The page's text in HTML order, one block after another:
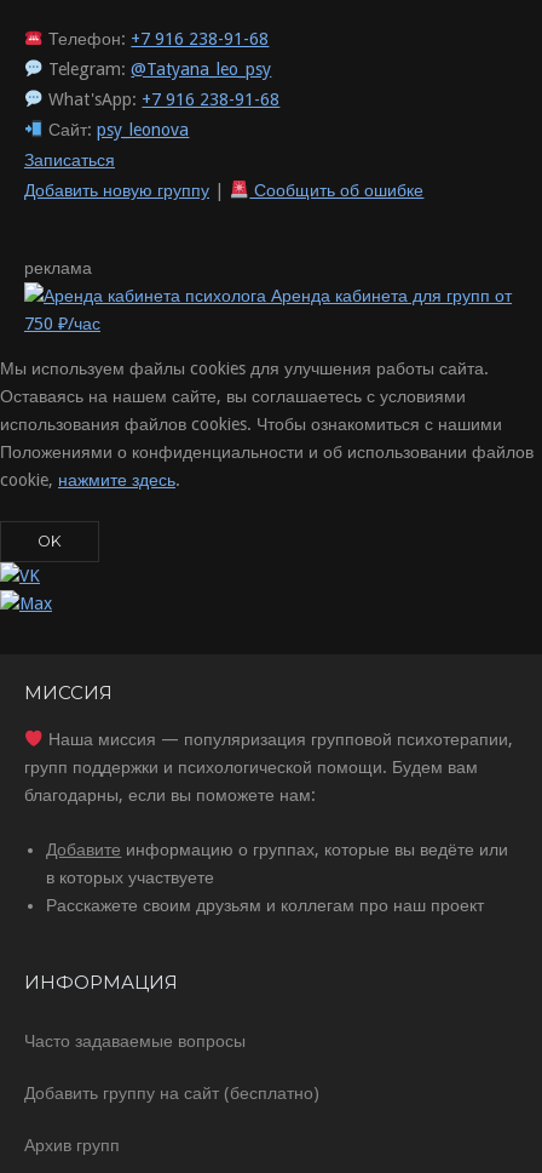
Телефон: +7 916 238-91-68
Telegram:@Tatyana_leo_psy
What'sApp: +7 916 238-91-68
Сайт:psy_leonova
Записаться
Добавить новую группу
Сообщить об ошибке
реклама
Аренда кабинета для групп от
750 ₽/час
Мы используем файлы cookies для улучшения работы сайта.
Оставаясь на нашем сайте, вы соглашаетесь с условиями
использования файлов cookies. Чтобы ознакомиться с нашими
Положениями о конфиденциальности и об использовании файлов
cookie, нажмите здесь.
OK
МИССИЯ
Наша миссия — популяризация групповой психотерапии,
групп поддержки и психологической помощи. Будем вам
благодарны, если вы поможете нам:
Добавите информацию о группах, которые вы ведёте или
в которых участвуете
Расскажете своим друзьям и коллегам про наш проект
ИНФОРМАЦИЯ
Часто задаваемые вопросы
Добавить группу на сайт (бесплатно)
Архив групп